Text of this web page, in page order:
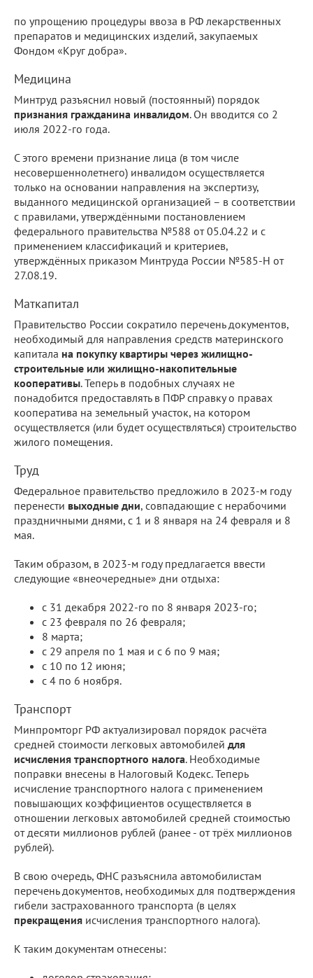
по упрощению процедуры ввоза в РФ лекарственных
препаратов и медицинских изделий, закупаемых
Фондом «Круг добра».
Медицина
Минтруд разъяснил новый (постоянный) порядок
признания гражданина инвалидом. Он вводится со 2
июля 2022-го года.
С этого времени признание лица (в том числе
несовершеннолетнего) инвалидом осуществляется
только на основании направления на экспертизу,
выданного медицинской организацией – в соответствии
с правилами, утверждёнными постановлением
федерального правительства №588 от 05.04.22 и с
применением классификаций и критериев,
утверждённых приказом Минтруда России №585-Н от
27.08.19.
Маткапитал
Правительство России сократило перечень документов,
необходимый для направления средств материнского
капитала на покупку квартиры через жилищно-
строительные или жилищно-накопительные
кооперативы. Теперь в подобных случаях не
понадобится предоставлять в ПФР справку о правах
кооператива на земельный участок, на котором
осуществляется (или будет осуществляться) строительство
жилого помещения.
Труд
Федеральное правительство предложило в 2023-м году
перенести выходные дни, совпадающие с нерабочими
праздничными днями, с 1 и 8 января на 24 февраля и 8
мая.
Таким образом, в 2023-м году предлагается ввести
следующие «внеочередные» дни отдыха:
с 31 декабря 2022-го по 8 января 2023-го;
с 23 февраля по 26 февраля;
8 марта;
с 29 апреля по 1 мая и с 6 по 9 мая;
с 10 по 12 июня;
с 4 по 6 ноября.
Транспорт
Минпромторг РФ актуализировал порядок расчёта
средней стоимости легковых автомобилей для
исчисления транспортного налога. Необходимые
поправки внесены в Налоговый Кодекс. Теперь
исчисление транспортного налога с применением
повышающих коэффициентов осуществляется в
отношении легковых автомобилей средней стоимостью
от десяти миллионов рублей (ранее - от трёх миллионов
рублей).
В свою очередь, ФНС разъяснила автомобилистам
перечень документов, необходимых для подтверждения
гибели застрахованного транспорта (в целях
прекращения исчисления транспортного налога).
К таким документам отнесены: